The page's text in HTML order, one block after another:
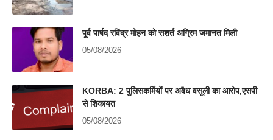
पूर्व पार्षद रविंद्र मोहन को सशर्त अग्रिम जमानत मिली
05/08/2026
KORBA: 2 पुलिसकर्मियों पर अवैध वसूली का आरोप,एसपी
से शिकायत
05/08/2026